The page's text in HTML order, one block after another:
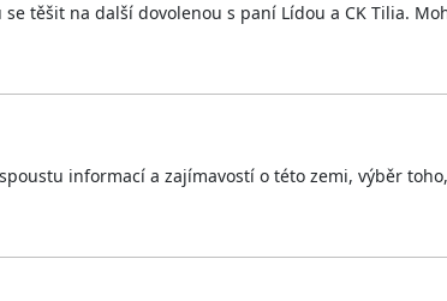
těšit na další dovolenou s paní Lídou a CK Tilia.
informací a zajímavostí o této zemi, výběr